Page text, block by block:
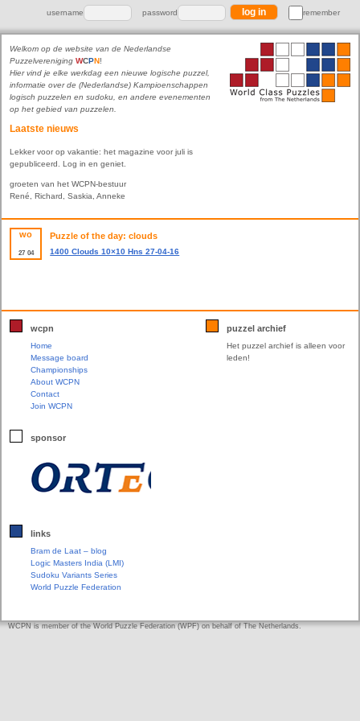
username password remember
Welkom op de website van de Nederlandse
Puzzelvereniging WCPN!
Hier vind je elke werkdag een nieuwe logische puzzel,
informatie over de (Nederlandse) Kampioenschappen
logisch puzzelen en sudoku, en andere evenementen
op het gebied van puzzelen.
Laatste nieuws
Lekker voor op vakantie: het magazine voor juli is
gepubliceerd. Log in en geniet.
groeten van het WCPN-bestuur
René, Richard, Saskia, Anneke
wo
27 04
Puzzle of the day: clouds
1400 Clouds 10×10 Hns 27-04-16
wcpn
Home
Message board
Championships
About WCPN
Contact
Join WCPN
sponsor
links
Bram de Laat – blog
Logic Masters India (LMI)
Sudoku Variants Series
World Puzzle Federation
puzzel archief
Het puzzel archief is alleen voor
leden!
WCPN is member of the World Puzzle Federation (WPF) on behalf of The Netherlands.